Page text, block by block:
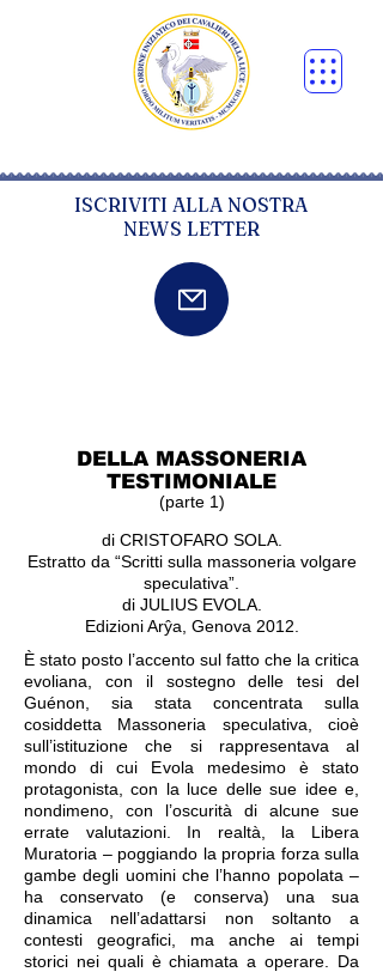
ISCRIVITI ALLA NOSTRA
NEWS LETTER
DELLA MASSONERIA
TESTIMONIALE
(parte 1)
di CRISTOFARO SOLA.
Estratto da “Scritti sulla massoneria volgare
speculativa”.
di JULIUS EVOLA.
Edizioni Arŷa, Genova 2012.
È stato posto l’accento sul fatto che la critica
evoliana, con il sostegno delle tesi del
Guénon, sia stata concentrata sulla
cosiddetta Massoneria speculativa, cioè
sull’istituzione che si rappresentava al
mondo di cui Evola medesimo è stato
protagonista, con la luce delle sue idee e,
nondimeno, con l’oscurità di alcune sue
errate valutazioni. In realtà, la Libera
Muratoria – poggiando la propria forza sulla
gambe degli uomini che l’hanno popolata ‒
ha conservato (e conserva) una sua
dinamica nell’adattarsi non soltanto a
contesti geografici, ma anche ai tempi
storici nei quali è chiamata a operare. Da